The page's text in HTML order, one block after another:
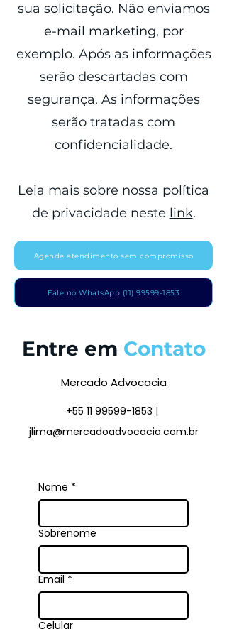
sua solicitação. Não enviamos
e-mail marketing, por
exemplo. Após as informações
serão descartadas com
segurança. As informações
serão tratadas com
confidencialidade.
Leia mais sobre nossa política
de privacidade neste link.
Agende atendimento sem compromisso
Fale no WhatsApp (11) 99599-1853
Entre em Contato
Mercado Advocacia
+55 11 99599-1853 |
jlima@mercadoadvocacia.com.br
Nome *
Sobrenome
Email *
Celular